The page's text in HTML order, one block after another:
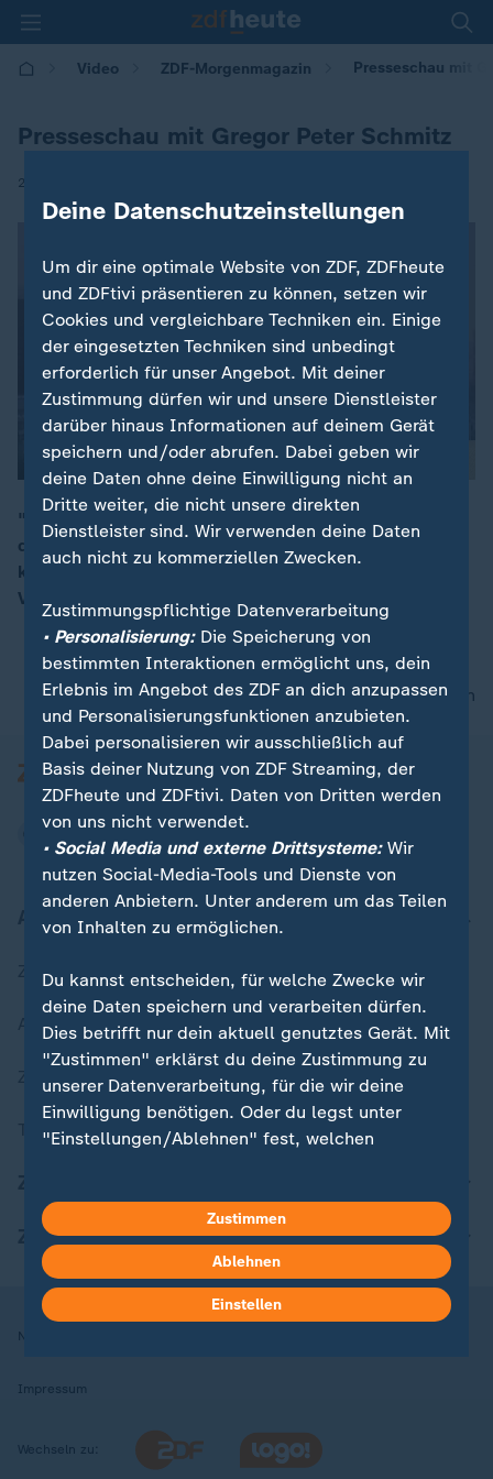
Video ZDF-Morgenmagazin Presseschau mit
Presseschau mit Gregor Peter Schmitz
27.11.2025 | 05:30
00:16
"Wir müssen uns darauf einstellen, dass wir uns auf
diese amerikanische Regierung nicht mehr verlassen
können", so Gregor Peter Schmitz vom Stern zum
Verhältnis der Trumpregierung zu Russland.
nach oben
Aktuell bei ZDFheute
Zuletzt veröffentlicht
Aktuelle Sendungs-Videos
ZDFheute Stories
Themen im Überblick
ZDFheute Apps
Nutzungsbedingungen
Impressum
Wechseln zu:
Deine Datenschutzeinstellungen
Um dir eine optimale Website von ZDF, ZDFheute
und ZDFtivi präsentieren zu können, setzen wir
Cookies und vergleichbare Techniken ein. Einige
der eingesetzten Techniken sind unbedingt
erforderlich für unser Angebot. Mit deiner
Zustimmung dürfen wir und unsere Dienstleister
darüber hinaus Informationen auf deinem Gerät
speichern und/oder abrufen. Dabei geben wir
deine Daten ohne deine Einwilligung nicht an
Dritte weiter, die nicht unsere direkten
Dienstleister sind. Wir verwenden deine Daten
auch nicht zu kommerziellen Zwecken.
Zustimmungspflichtige Datenverarbeitung
• Personalisierung:Die Speicherung von
bestimmten Interaktionen ermöglicht uns, dein
Erlebnis im Angebot des ZDF an dich anzupassen
und Personalisierungsfunktionen anzubieten.
Dabei personalisieren wir ausschließlich auf
Basis deiner Nutzung von ZDF Streaming, der
ZDFheute und ZDFtivi. Daten von Dritten werden
von uns nicht verwendet.
• Social Media und externe Drittsysteme:Wir
nutzen Social-Media-Tools und Dienste von
anderen Anbietern. Unter anderem um das Teilen
von Inhalten zu ermöglichen.
Du kannst entscheiden, für welche Zwecke wir
deine Daten speichern und verarbeiten dürfen.
Dies betrifft nur dein aktuell genutztes Gerät. Mit
"Zustimmen" erklärst du deine Zustimmung zu
unserer Datenverarbeitung, für die wir deine
Einwilligung benötigen. Oder du legst unter
"Einstellungen/Ablehnen" fest, welchen
kannst du jederzeit mit Wirkung für die Zukunft
in deinen Einstellungen widerrufen oder ändern.
Hier findest du das Impressum.
Weitere Informationen findest du in unserer
Zustimmen
Ablehnen
Einstellen